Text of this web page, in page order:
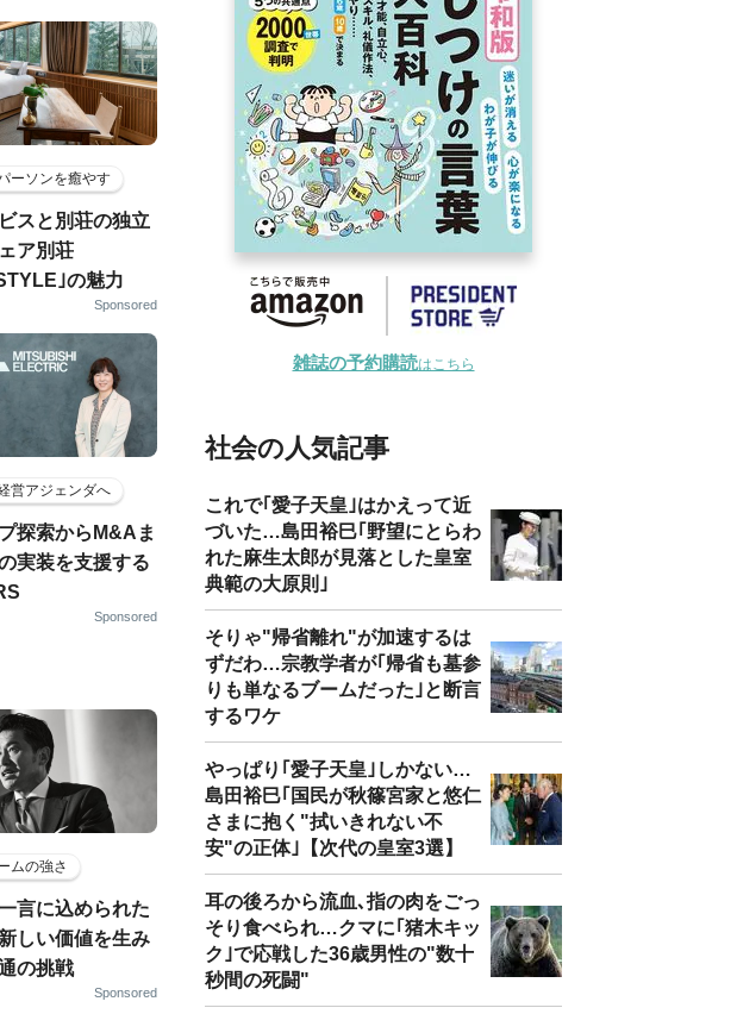
ーソンを癒やす
スと別荘の独立
ア別荘
｣の魅力
Sponsored
営アジェンダへ
探索からM&Aま
実装を支援する
Sponsored
ムの強さ
言に込められた
しい価値を生み
の挑戦
Sponsored
雑誌の予約購読はこちら
社会の人気記事
これで｢愛子天皇｣はかえって近
づいた…島田裕巳｢野望にとらわ
れた麻生太郎が見落とした皇室
典範の大原則｣
そりゃ"帰省離れ"が加速するは
ずだわ…宗教学者が｢帰省も墓参
りも単なるブームだった｣と断言
するワケ
やっぱり｢愛子天皇｣しかない…
島田裕巳｢国民が秋篠宮家と悠仁
さまに抱く"拭いきれない不
安"の正体｣【次代の皇室3選】
耳の後ろから流血､指の肉をごっ
そり食べられ…クマに｢猪木キッ
ク｣で応戦した36歳男性の"数十
秒間の死闘"